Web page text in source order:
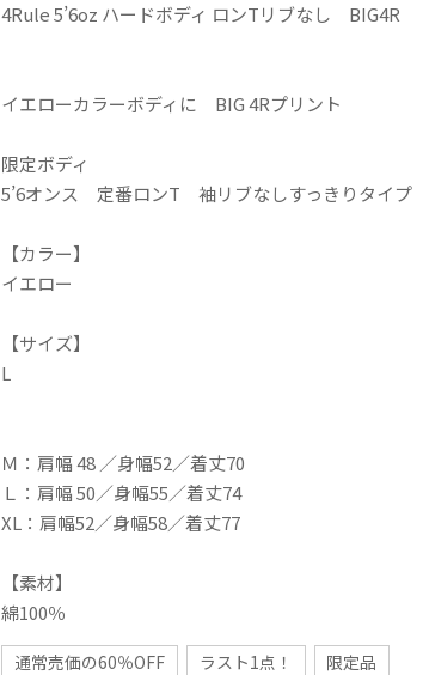
4Rule 5’6oz ハードボディ ロンTリブなし BIG4R
イエローカラーボディに BIG 4Rプリント
限定ボディ
5’6オンス 定番ロンT 袖リブなしすっきりタイプ
【カラー】
イエロー
【サイズ】
L
Ｍ：肩幅 48 ／身幅52／着丈70
Ｌ：肩幅 50／身幅55／着丈74
XL：肩幅52／身幅58／着丈77
【素材】
綿100％
通常売価の60％OFF ラスト1点！
限定品